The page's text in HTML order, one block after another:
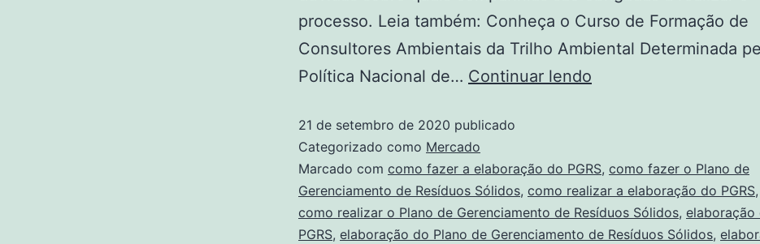
processo. Leia também: Conheça o Curso de Formação de
Consultores Ambientais da Trilho Ambiental Determinada
Política Nacional de… Continuar lendo
21 de setembro de 2020 publicado
Categorizado como Mercado
Marcado com como fazer a elaboração do PGRS, como fazer o Plano de
Gerenciamento de Resíduos Sólidos, como realizar a elaboração do PGRS,
como realizar o Plano de Gerenciamento de Resíduos Sólidos, elaboração
PGRS, elaboração do Plano de Gerenciamento de Resíduos Sólidos,